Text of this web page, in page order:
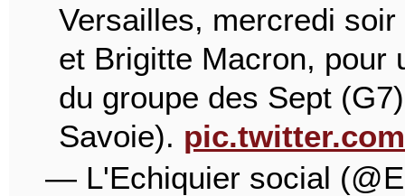
Versailles, mercredi
et Brigitte Macron, pour
du groupe des Sept
Savoie).
— L'Echiquier social